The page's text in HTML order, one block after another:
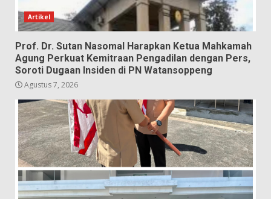
Artikel
Prof. Dr. Sutan Nasomal Harapkan Ketua Mahkamah
Agung Perkuat Kemitraan Pengadilan dengan Pers,
Soroti Dugaan Insiden di PN Watansoppeng
Agustus 7, 2026